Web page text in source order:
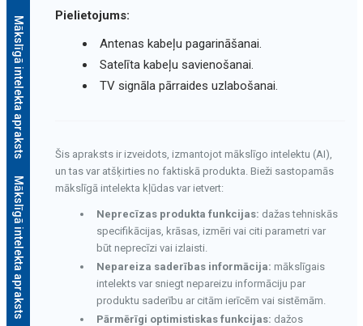
Mākslīgā intelekta apraksts
Mākslīgā intelekta apraksts
Pielietojums:
Antenas kabeļu pagarināšanai.
Satelīta kabeļu savienošanai.
TV signāla pārraides uzlabošanai.
Šis apraksts ir izveidots, izmantojot mākslīgo intelektu (AI),
un tas var atšķirties no faktiskā produkta. Bieži sastopamās
mākslīgā intelekta kļūdas var ietvert:
Neprecīzas produkta funkcijas: dažas tehniskās
specifikācijas, krāsas, izmēri vai citi parametri var
būt neprecīzi vai izlaisti.
Nepareiza saderības informācija: mākslīgais
intelekts var sniegt nepareizu informāciju par
produktu saderību ar citām ierīcēm vai sistēmām.
Pārmērīgi optimistiskas funkcijas: dažos